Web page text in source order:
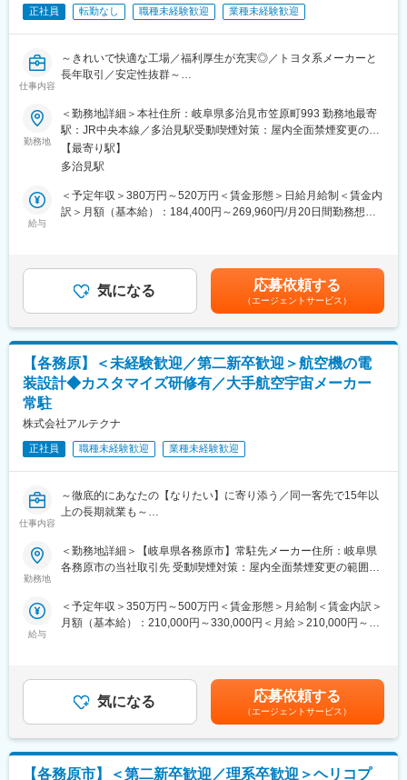
・自社開発センターでの勤務（受託契約）
・クライアント企業での勤務（構内請負契約/派遣契約）
■リモートワーク
参加プロジェクトごとに異なりますが、多くのエンジニアがリモ
■教育・研修体制
・当社ではエンジニア第一の考えの元、営業担当が案件のアサイ
ンから受け入れ後のフォローまでを一気通貫でサポートします。
また、技術管理担当と営業が定期的に面談を行い、仕事内容や職
場に問題がないかを確認します。エンジニアが成長していくため
のアドバイスをキャリアコンサルタントと打ち合わせを行うこと
で、「働きやすい環境」を実現しています。
・マンツーマンによる研修に関して
研修は4,500本の研修コンテンツもありますが、注力しているのは
エンジニアの経験や得意不得意に合わせたマンツーマンによる対
る場合もございます。
正社員 転勤なし 職種未経験歓迎 業種未経験歓迎
仕事内容
～きれいで快適な工場／福利厚生が充実◎／トヨタ系メーカーと
長年取引／安定性抜群～
■職務内容
トヨタ系企業向けに、カップホルダーや小物入れ、灰皿など、自
動車の内装部品を製造する当社にて、検査スタッフとしてご活躍
いただきます
■具体的には
◎快適温度の検査室で製品の形を確認
◎製品を金属塗装した後にも歪みや傷がないか確認
★カップホルダー等の樹脂部品組付・外観検査のちの現場監督者
◎空調設備を導入
◎新工場での就業でとても働きやすい環境
◎トヨタ系のため、歩行専用道があり素材や機械も整頓
■生活が助かる！福利厚生
◎無料ドリンクバー設置
◎アイスクリーム１個130円
◎出産・育児支援の制度あり
◎その他、家族手当、家賃補助、リフレッシュ手当、交代手当な
◎資格補助あり
▼新工場／食堂イメージ
■雰囲気
◎各工場ごとに、担当業務で分かれてチームを結成！
◎製造スタッフは30代前半までが約半分
勤務地
＜勤務地詳細＞本社住所：岐阜県多治見市笠原町993 勤務地最寄
駅：JR中央本線／多治見駅受動喫煙対策：屋内全面禁煙変更の範
囲：無
【最寄り駅】
多治見駅
給与
＜予定年収＞380万円～520万円＜賃金形態＞日給月給制＜賃金内
訳＞月額（基本給）：184,400円～269,960円/月20日間勤務想定
10回交代勤務を実施の場合、交代手当は7～10万円／月程度（年
収400万円～）です。・400万円／28歳（入社3年）・500万円／
35歳（入社7～10年）賃金はあくまでも目安の金額であり、選考
を通じて上下する可能性があります。月給(月額)は固定手当を含め
た表記です。
気になる 応募依頼する
（エージェントサービス）
【各務原】＜未経験歓迎／第二新卒歓迎＞航空機の電
装設計◆カスタマイズ研修有／大手航空宇宙メーカー
常駐
株式会社アルテクナ
正社員 職種未経験歓迎 業種未経験歓迎
仕事内容
～徹底的にあなたの【なりたい】に寄り添う／同一客先で15年以
上の長期就業も～
■業務内容
お客様先（航空宇宙関連など幅広く手掛ける大手メーカー）に常
■業務詳細
（1）電装の結線図設計
■配属先情報
配属先の企業様では、約15名のアルテクナ社員が活躍中で、本業
務では40代前半の先輩1名が活躍しています。面倒見の良いベテ
ラン社員から若手社員まで様々なメンバーが在籍しており、同一
配属先のメンバーたちで2～3か月に一度食事会を開くなど、和気
あいあいとした雰囲気です。
勤務地
＜勤務地詳細＞【岐阜県各務原市】常駐先メーカー住所：岐阜県
各務原市の当社取引先 受動喫煙対策：屋内全面禁煙変更の範囲：
給与
＜予定年収＞350万円～500万円＜賃金形態＞月給制＜賃金内訳＞
月額（基本給）：210,000円～330,000円＜月給＞210,000円～
25歳420万円/30歳460万円/35歳（主任）505万円（基本給＋賞与
＋残業代を含む）賃金はあくまでも目安の金額であり、選考を通
じて上下する可能性があります。月給(月額)は固定手当を含めた表
記です。
気になる 応募依頼する
（エージェントサービス）
【各務原市】＜第二新卒歓迎／理系卒歓迎＞ヘリコプ